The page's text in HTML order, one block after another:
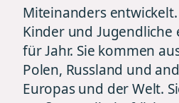
Miteinanders
Kinder und Jugendliche
für Jahr. Sie kommen
Polen, Russland und
Europas und der Welt.